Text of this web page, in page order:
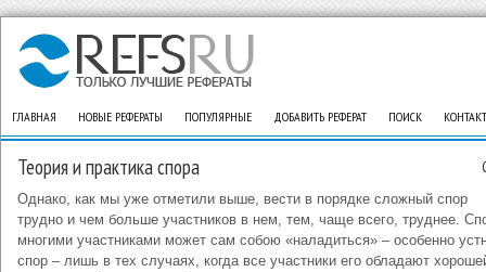
ГЛАВНАЯ НОВЫЕ РЕФЕРАТЫ ПОПУЛЯРНЫЕ ДОБАВИТЬ РЕФЕРАТ ПОИСК
Теория и практика спора
Однако, как мы уже отметили выше, вести в порядке сложный спор
трудно и чем больше участников в нем, тем, чаще всего, труднее.
многими участниками может сам собою «наладиться» – особенно
спор – лишь в тех случаях, когда все участники его обладают